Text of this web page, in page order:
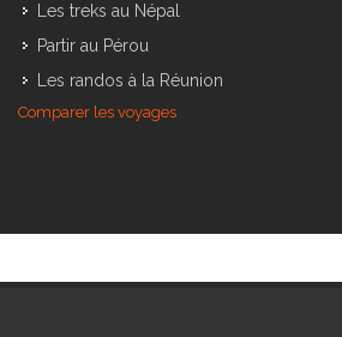
Les treks au Népal
Partir au Pérou
Les randos à la Réunion
Comparer les voyages